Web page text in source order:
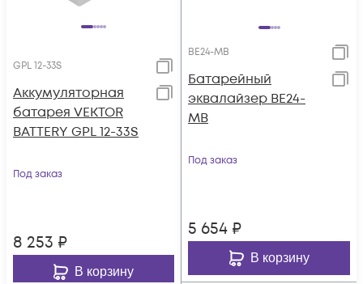
GPL 12-33S
Аккумуляторная
батарея VEKTOR
BATTERY GPL 12-33S
Под заказ
8 253 ₽
В корзину
BE24-MB
Батарейный
эквалайзер BE24-
MB
Под заказ
5 654 ₽
В корзину